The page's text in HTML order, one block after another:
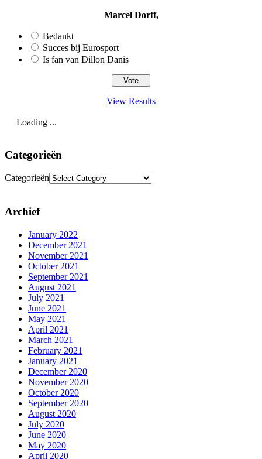
Marcel Dorff,
Bedankt
Succes bij Eurosport
Is fan van Dillon Danis
View Results
Loading ...
Categorieën
Categorieën
Archief
January 2022
December 2021
November 2021
October 2021
September 2021
August 2021
July 2021
June 2021
May 2021
April 2021
March 2021
February 2021
January 2021
December 2020
November 2020
October 2020
September 2020
August 2020
July 2020
June 2020
May 2020
April 2020